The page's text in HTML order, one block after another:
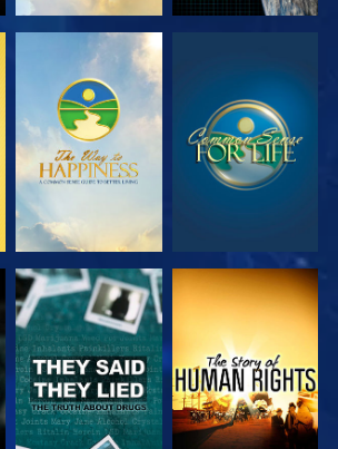
MŰSORNÉZÉS MŰSORNÉZÉS
MŰSORNÉZÉS MŰSORNÉZÉS